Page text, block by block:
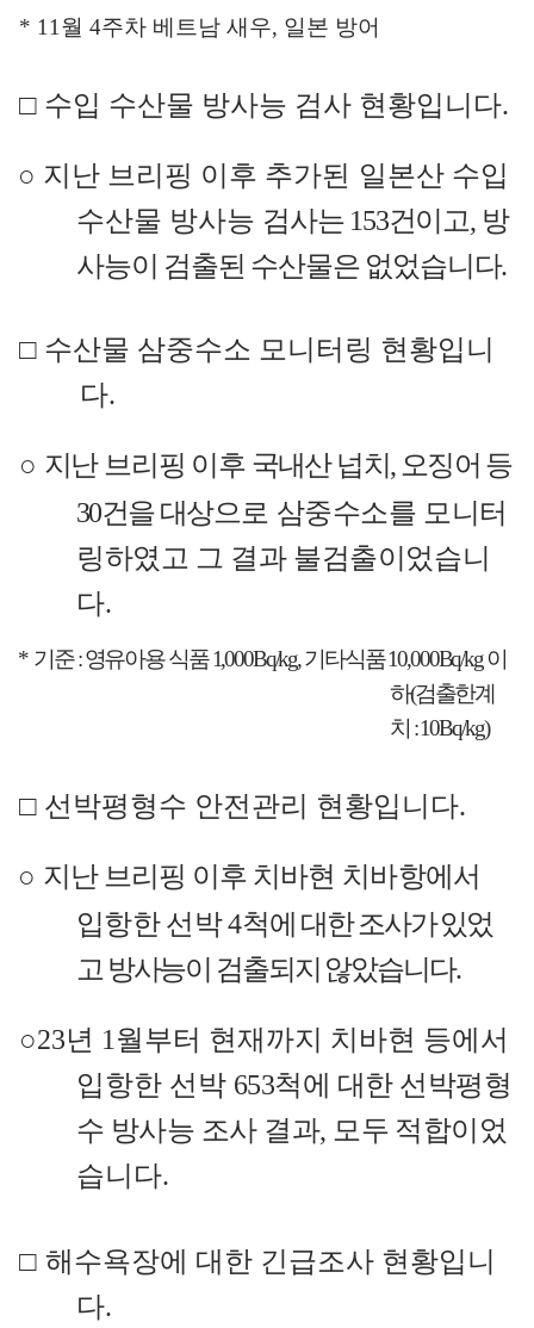
* 11월 4주차 베트남 새우, 일본 방어
□ 수입 수산물 방사능 검사 현황입니다.
○ 지난 브리핑 이후 추가된 일본산 수입
수산물 방사능 검사는 153건이고, 방
사능이 검출된 수산물은 없었습니다.
□ 수산물 삼중수소 모니터링 현황입니
다.
○ 지난 브리핑 이후 국내산 넙치 ,오징어 등
30건을 대상으로 삼중수소를 모니터
링하였고 그 결과 불검출이었습니
다.
* 기준:영유아용 식품1,000Bq/kg,기타식품10,000Bq/kg이
하(검출한계
치 : 10Bq/kg)
□ 선박평형수 안전관리 현황입니다.
○ 지난 브리핑 이후 치바현 치바항에서
입항한 선박4척에 대한 조사가 있었
고 방사능이 검출되지 않았습니다.
○23년 1월부터 현재까지 치바현 등에서
입항한 선박 653척에 대한 선박평형
수 방사능 조사 결과, 모두 적합이었
습니다.
□ 해수욕장에 대한 긴급조사 현황입니
다.